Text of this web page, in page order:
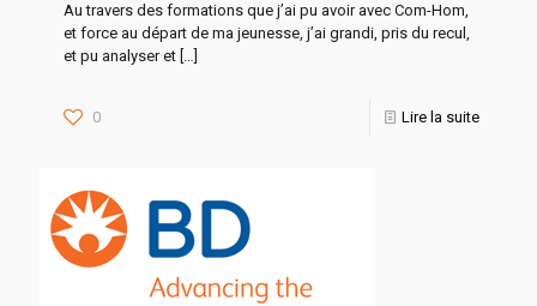
Au travers des formations que j’ai pu avoir avec Com-Hom,
et force au départ de ma jeunesse, j’ai grandi, pris du recul,
et pu analyser et […]
0 Lire la suite